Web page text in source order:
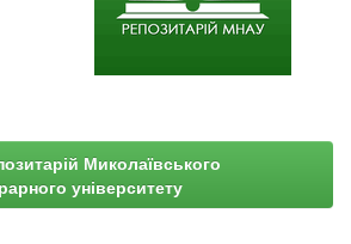
Миколаївського
університету